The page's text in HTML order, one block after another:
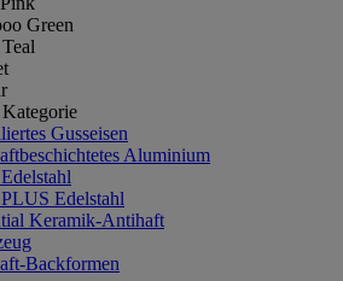
Green
Gusseisen
Aluminium
Edelstahl
Keramik-Antihaft
Backformen